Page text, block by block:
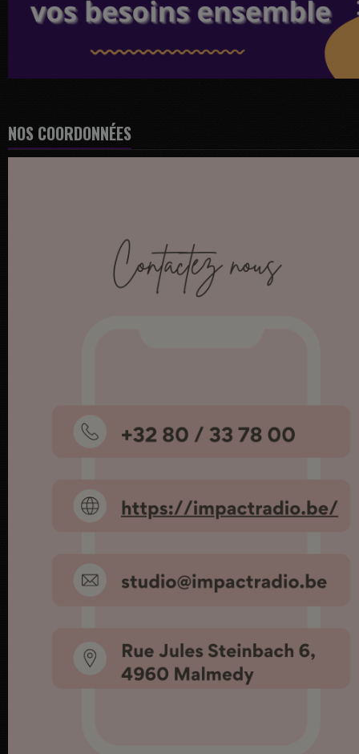
NOS COORDONNÉES